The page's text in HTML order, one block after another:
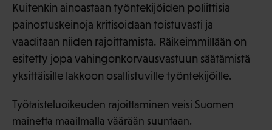
Kuitenkin ainoastaan työntekijöiden poliittisia
painostuskeinoja kritisoidaan toistuvasti ja
vaaditaan niiden rajoittamista. Räikeimmillään on
esitetty jopa vahingonkorvausvastuun säätämistä
yksittäisille lakkoon osallistuville työntekijöille.
Työtaisteluoikeuden rajoittaminen veisi Suomen
mainetta maailmalla väärään suuntaan.